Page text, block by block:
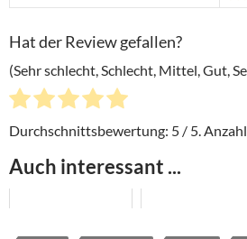
Hat der Review gefallen?
(Sehr schlecht, Schlecht, Mittel, Gut,
Durchschnittsbewertung: 5 / 5.
Auch interessant ...